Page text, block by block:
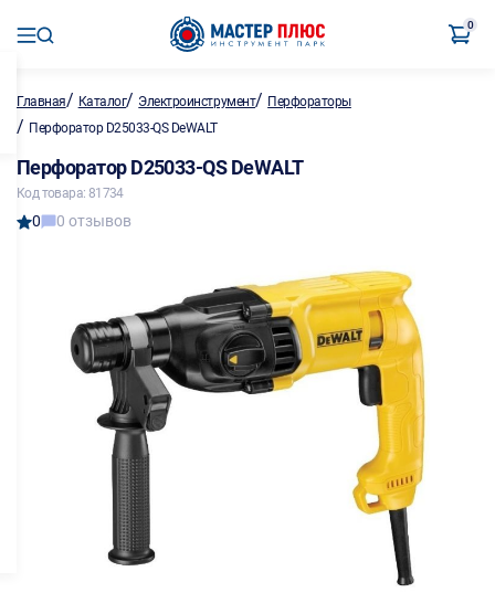
0
Главная/ Каталог/ Электроинструмент/ Перфораторы
/ Перфоратор D25033-QS DeWALT
Перфоратор D25033-QS DeWALT
Код товара: 81734
0 0 отзывов